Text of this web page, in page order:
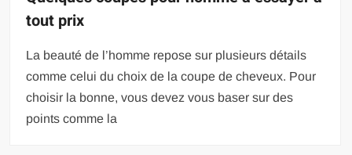
tout prix
La beauté de l’homme repose sur plusieurs détails
comme celui du choix de la coupe de cheveux. Pour
choisir la bonne, vous devez vous baser sur des
points comme la